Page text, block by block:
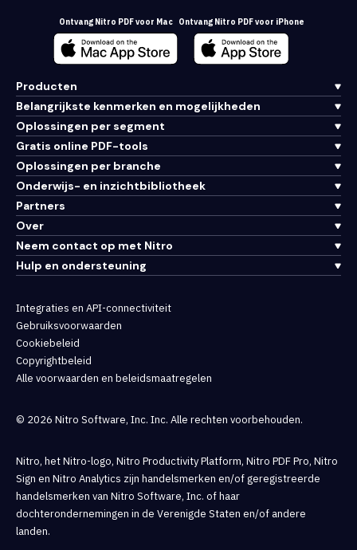
Ontvang Nitro PDF voor Mac Ontvang Nitro PDF voor iPhone
Producten
Belangrijkste kenmerken en mogelijkheden
Oplossingen per segment
Gratis online PDF-tools
Oplossingen per branche
Onderwijs- en inzichtbibliotheek
Partners
Over
Neem contact op met Nitro
Hulp en ondersteuning
Integraties en API-connectiviteit
Gebruiksvoorwaarden
Cookiebeleid
Copyrightbeleid
Alle voorwaarden en beleidsmaatregelen
© 2026 Nitro Software, Inc. Inc. Alle rechten voorbehouden.
Nitro, het Nitro-logo, Nitro Productivity Platform, Nitro PDF Pro, Nitro
Sign en Nitro Analytics zijn handelsmerken en/of geregistreerde
handelsmerken van Nitro Software, Inc. of haar
dochterondernemingen in de Verenigde Staten en/of andere
landen.